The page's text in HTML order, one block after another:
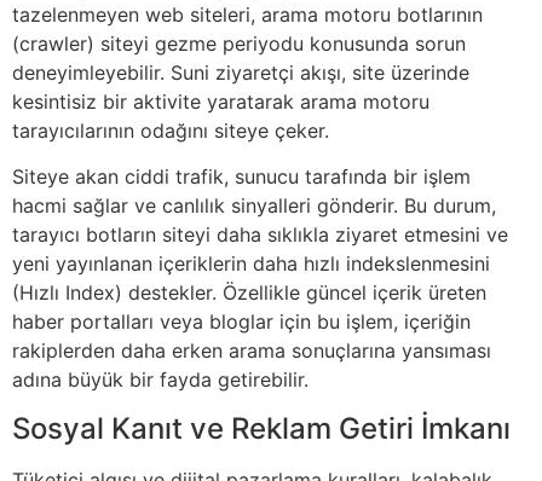
tazelenmeyen web siteleri, arama motoru botlarının
(crawler) siteyi gezme periyodu konusunda sorun
deneyimleyebilir. Suni ziyaretçi akışı, site üzerinde
kesintisiz bir aktivite yaratarak arama motoru
tarayıcılarının odağını siteye çeker.
Siteye akan ciddi trafik, sunucu tarafında bir işlem
hacmi sağlar ve canlılık sinyalleri gönderir. Bu durum,
tarayıcı botların siteyi daha sıklıkla ziyaret etmesini ve
yeni yayınlanan içeriklerin daha hızlı indekslenmesini
(Hızlı Index) destekler. Özellikle güncel içerik üreten
haber portalları veya bloglar için bu işlem, içeriğin
rakiplerden daha erken arama sonuçlarına yansıması
adına büyük bir fayda getirebilir.
Sosyal Kanıt ve Reklam Getiri İmkanı